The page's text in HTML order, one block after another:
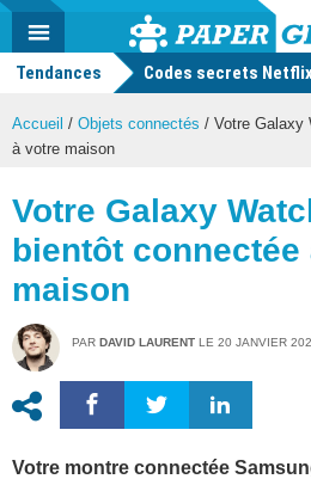
Actu
geek
MENU
Tendances Codes secrets
Accueil / Objets connectés / Votre Galaxy
à votre maison
Votre Galaxy
bientôt connectée
maison
PAR DAVID LAURENT LE 20 JANVIER
Votre montre connectée
Mode
FacebookTwitter